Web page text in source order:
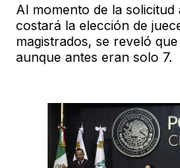
Al momento de la
costará la elección de
magistrados, se reveló
aunque antes eran solo 7.